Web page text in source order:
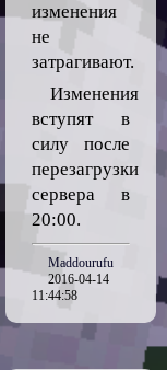
изменения
не
затрагивают.
Изменения
вступят в
силу после
перезагрузки
сервера в
20:00.
Maddourufu
2016-04-14
11:44:58